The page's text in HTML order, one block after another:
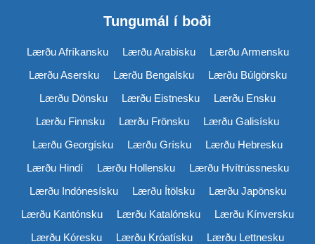
Tungumál í boði
Lærðu Afríkansku Lærðu Arabísku
Lærðu Armensku
Lærðu Asersku
Lærðu Bengalsku
Lærðu Búlgörsku
Lærðu Dönsku
Lærðu Eistnesku
Lærðu Ensku
Lærðu Finnsku
Lærðu Frönsku
Lærðu Galisísku
Lærðu Georgísku
Lærðu Grísku
Lærðu Hebresku
Lærðu Hindí
Lærðu Hollensku
Lærðu Hvítrússnesku
Lærðu Indónesísku
Lærðu Ítölsku
Lærðu Japönsku
Lærðu Kantónsku
Lærðu Katalónsku
Lærðu Kínversku
Lærðu Kóresku
Lærðu Króatísku
Lærðu Lettnesku